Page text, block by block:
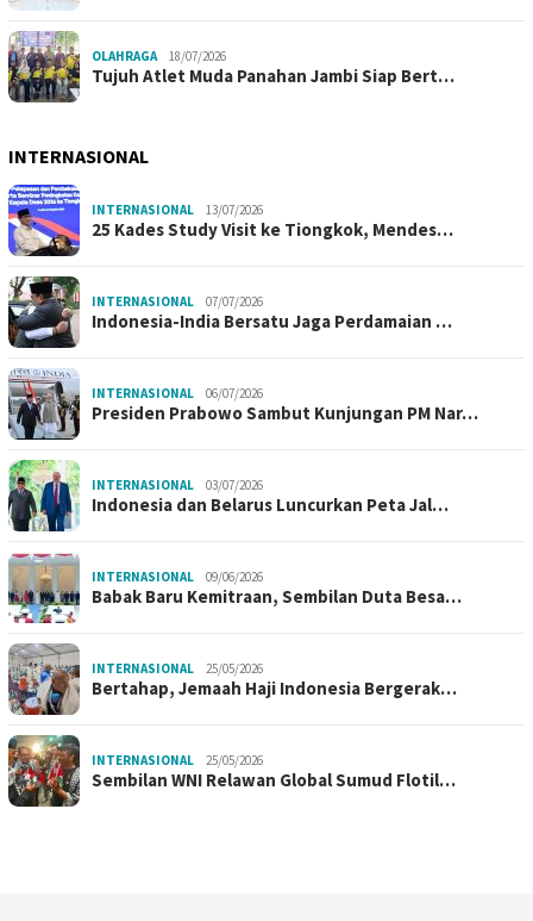
OLAHRAGA 18/07/2026
Tujuh Atlet Muda Panahan Jambi Siap Bert…
INTERNASIONAL
INTERNASIONAL 13/07/2026
25 Kades Study Visit ke Tiongkok, Mendes…
INTERNASIONAL 07/07/2026
Indonesia-India Bersatu Jaga Perdamaian …
INTERNASIONAL 06/07/2026
Presiden Prabowo Sambut Kunjungan PM Nar…
INTERNASIONAL 03/07/2026
Indonesia dan Belarus Luncurkan Peta Jal…
INTERNASIONAL 09/06/2026
Babak Baru Kemitraan, Sembilan Duta Besa…
INTERNASIONAL 25/05/2026
Bertahap, Jemaah Haji Indonesia Bergerak…
INTERNASIONAL 25/05/2026
Sembilan WNI Relawan Global Sumud Flotil…